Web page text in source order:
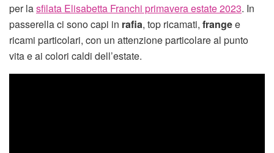
per lasfilata Elisabetta Franchi primavera estate 2023. In
passerella ci sono capi in rafia, top ricamati, frangee
ricami particolari, con un attenzione particolare al punto
vita e ai colori caldi dell’estate.